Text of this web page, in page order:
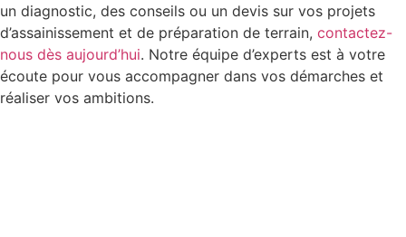
un diagnostic, des conseils ou un devis sur vos projets
d’assainissement et de préparation de terrain, contactez-
nous dès aujourd’hui. Notre équipe d’experts est à votre
écoute pour vous accompagner dans vos démarches et
réaliser vos ambitions.